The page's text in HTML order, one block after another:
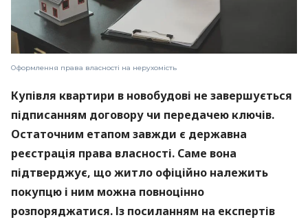
Оформлення права власності на нерухомість
Купівля квартири в новобудові не завершується
підписанням договору чи передачею ключів.
Остаточним етапом завжди є державна
реєстрація права власності. Саме вона
підтверджує, що житло офіційно належить
покупцю і ним можна повноцінно
розпоряджатися. Із посиланням на експертів